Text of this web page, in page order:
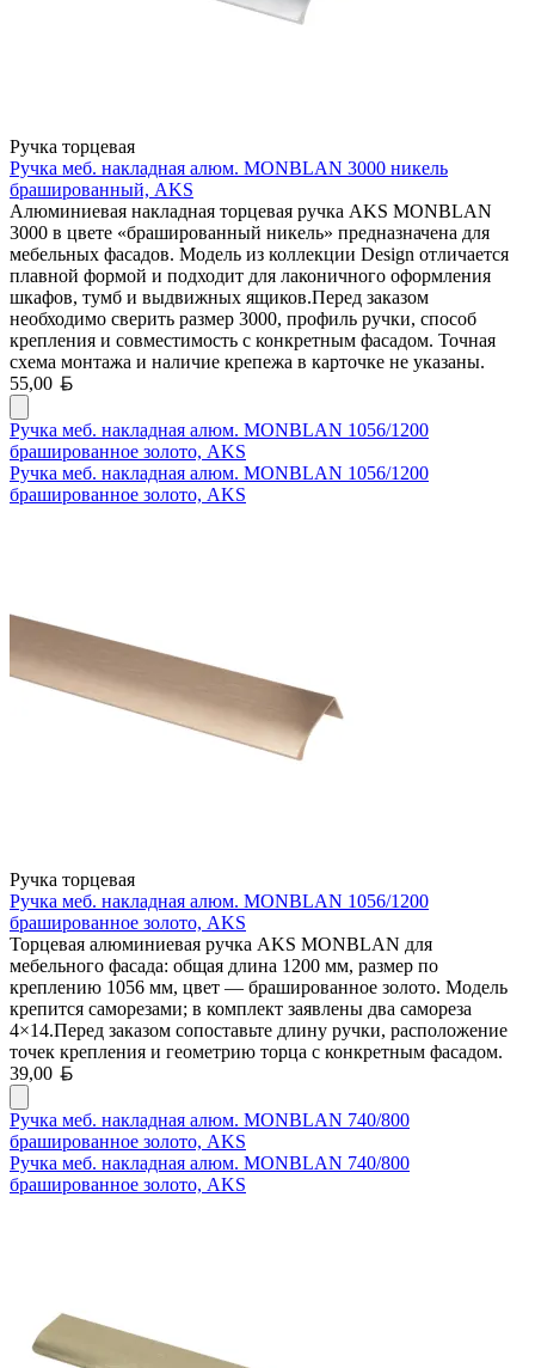
Ручка торцевая
Ручка меб. накладная алюм. MONBLAN 3000 никель
брашированный, AKS
Алюминиевая накладная торцевая ручка AKS MONBLAN
3000 в цвете «брашированный никель» предназначена для
мебельных фасадов. Модель из коллекции Design отличается
плавной формой и подходит для лаконичного оформления
шкафов, тумб и выдвижных ящиков.Перед заказом
необходимо сверить размер 3000, профиль ручки, способ
крепления и совместимость с конкретным фасадом. Точная
схема монтажа и наличие крепежа в карточке не указаны.
55,00
Ручка меб. накладная алюм. MONBLAN 1056/1200
брашированное золото, AKS
Ручка меб. накладная алюм. MONBLAN 1056/1200
брашированное золото, AKS
Ручка торцевая
Ручка меб. накладная алюм. MONBLAN 1056/1200
брашированное золото, AKS
Торцевая алюминиевая ручка AKS MONBLAN для
мебельного фасада: общая длина 1200 мм, размер по
креплению 1056 мм, цвет — брашированное золото. Модель
крепится саморезами; в комплект заявлены два самореза
4×14.Перед заказом сопоставьте длину ручки, расположение
точек крепления и геометрию торца с конкретным фасадом.
39,00
Ручка меб. накладная алюм. MONBLAN 740/800
брашированное золото, AKS
Ручка меб. накладная алюм. MONBLAN 740/800
брашированное золото, AKS